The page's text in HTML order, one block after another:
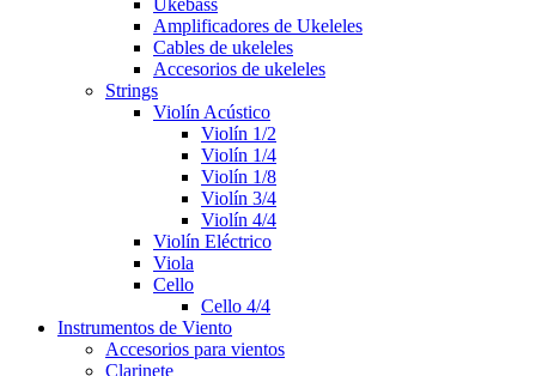
Amplificadores de Ukeleles
Cables de ukeleles
Accesorios de ukeleles
Strings
Violín Acústico
Violín 1/2
Violín 1/4
Violín 1/8
Violín 3/4
Violín 4/4
Violín Eléctrico
Viola
Cello
Cello 4/4
Instrumentos de Viento
Accesorios para vientos
Clarinete